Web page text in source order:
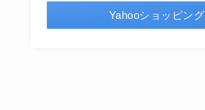
Yahooショッピング